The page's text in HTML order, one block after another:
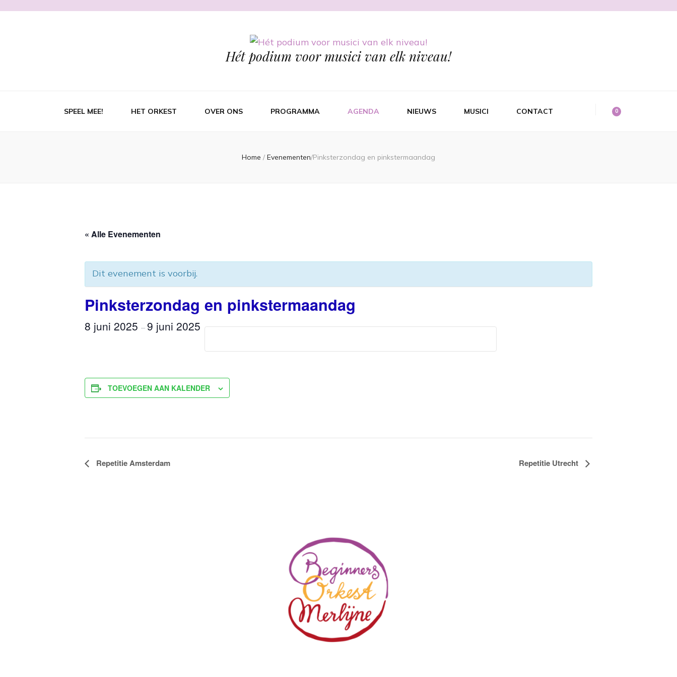
Hét podium voor musici van elk niveau!
SPEEL MEE! HET ORKEST OVER ONS PROGRAMMA AGENDA NIEUWS MUSICI CONTACT 0
Home / Evenementen/Pinksterzondag en pinkstermaandag
« Alle Evenementen
Dit evenement is voorbij.
Pinksterzondag en pinkstermaandag
8 juni 2025 –9 juni 2025
TOEVOEGEN AAN KALENDER
Evenement
Repetitie Amsterdam Repetitie Utrecht